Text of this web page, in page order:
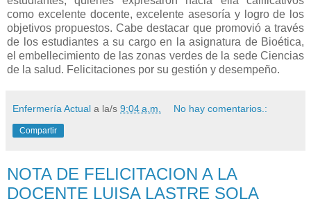
como excelente docente, excelente asesoría y logro de los
objetivos propuestos. Cabe destacar que promovió a través
de los estudiantes a su cargo en la asignatura de Bioética,
el embellecimiento de las zonas verdes de la sede Ciencias
de la salud. Felicitaciones por su gestión y desempeño.
Enfermería Actual a la/s 9:04 a.m. No hay comentarios.:
Compartir
NOTA DE FELICITACION A LA
DOCENTE LUISA LASTRE SOLA